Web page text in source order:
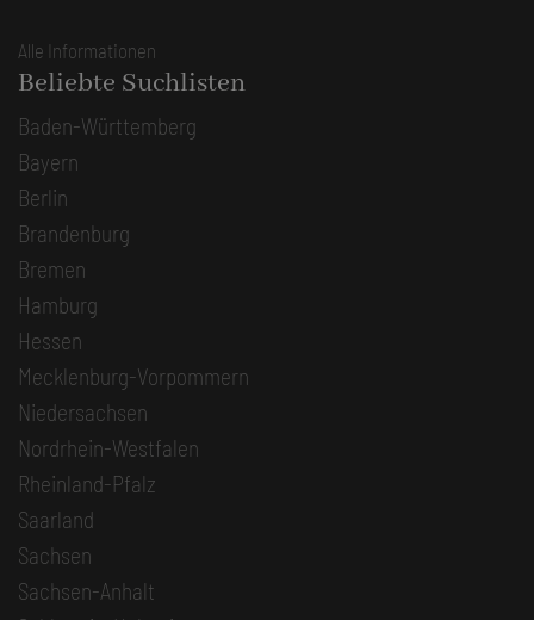
Alle Informationen
Beliebte Suchlisten
Baden-Württemberg
Bayern
Berlin
Brandenburg
Bremen
Hamburg
Hessen
Mecklenburg-Vorpommern
Niedersachsen
Nordrhein-Westfalen
Rheinland-Pfalz
Saarland
Sachsen
Sachsen-Anhalt